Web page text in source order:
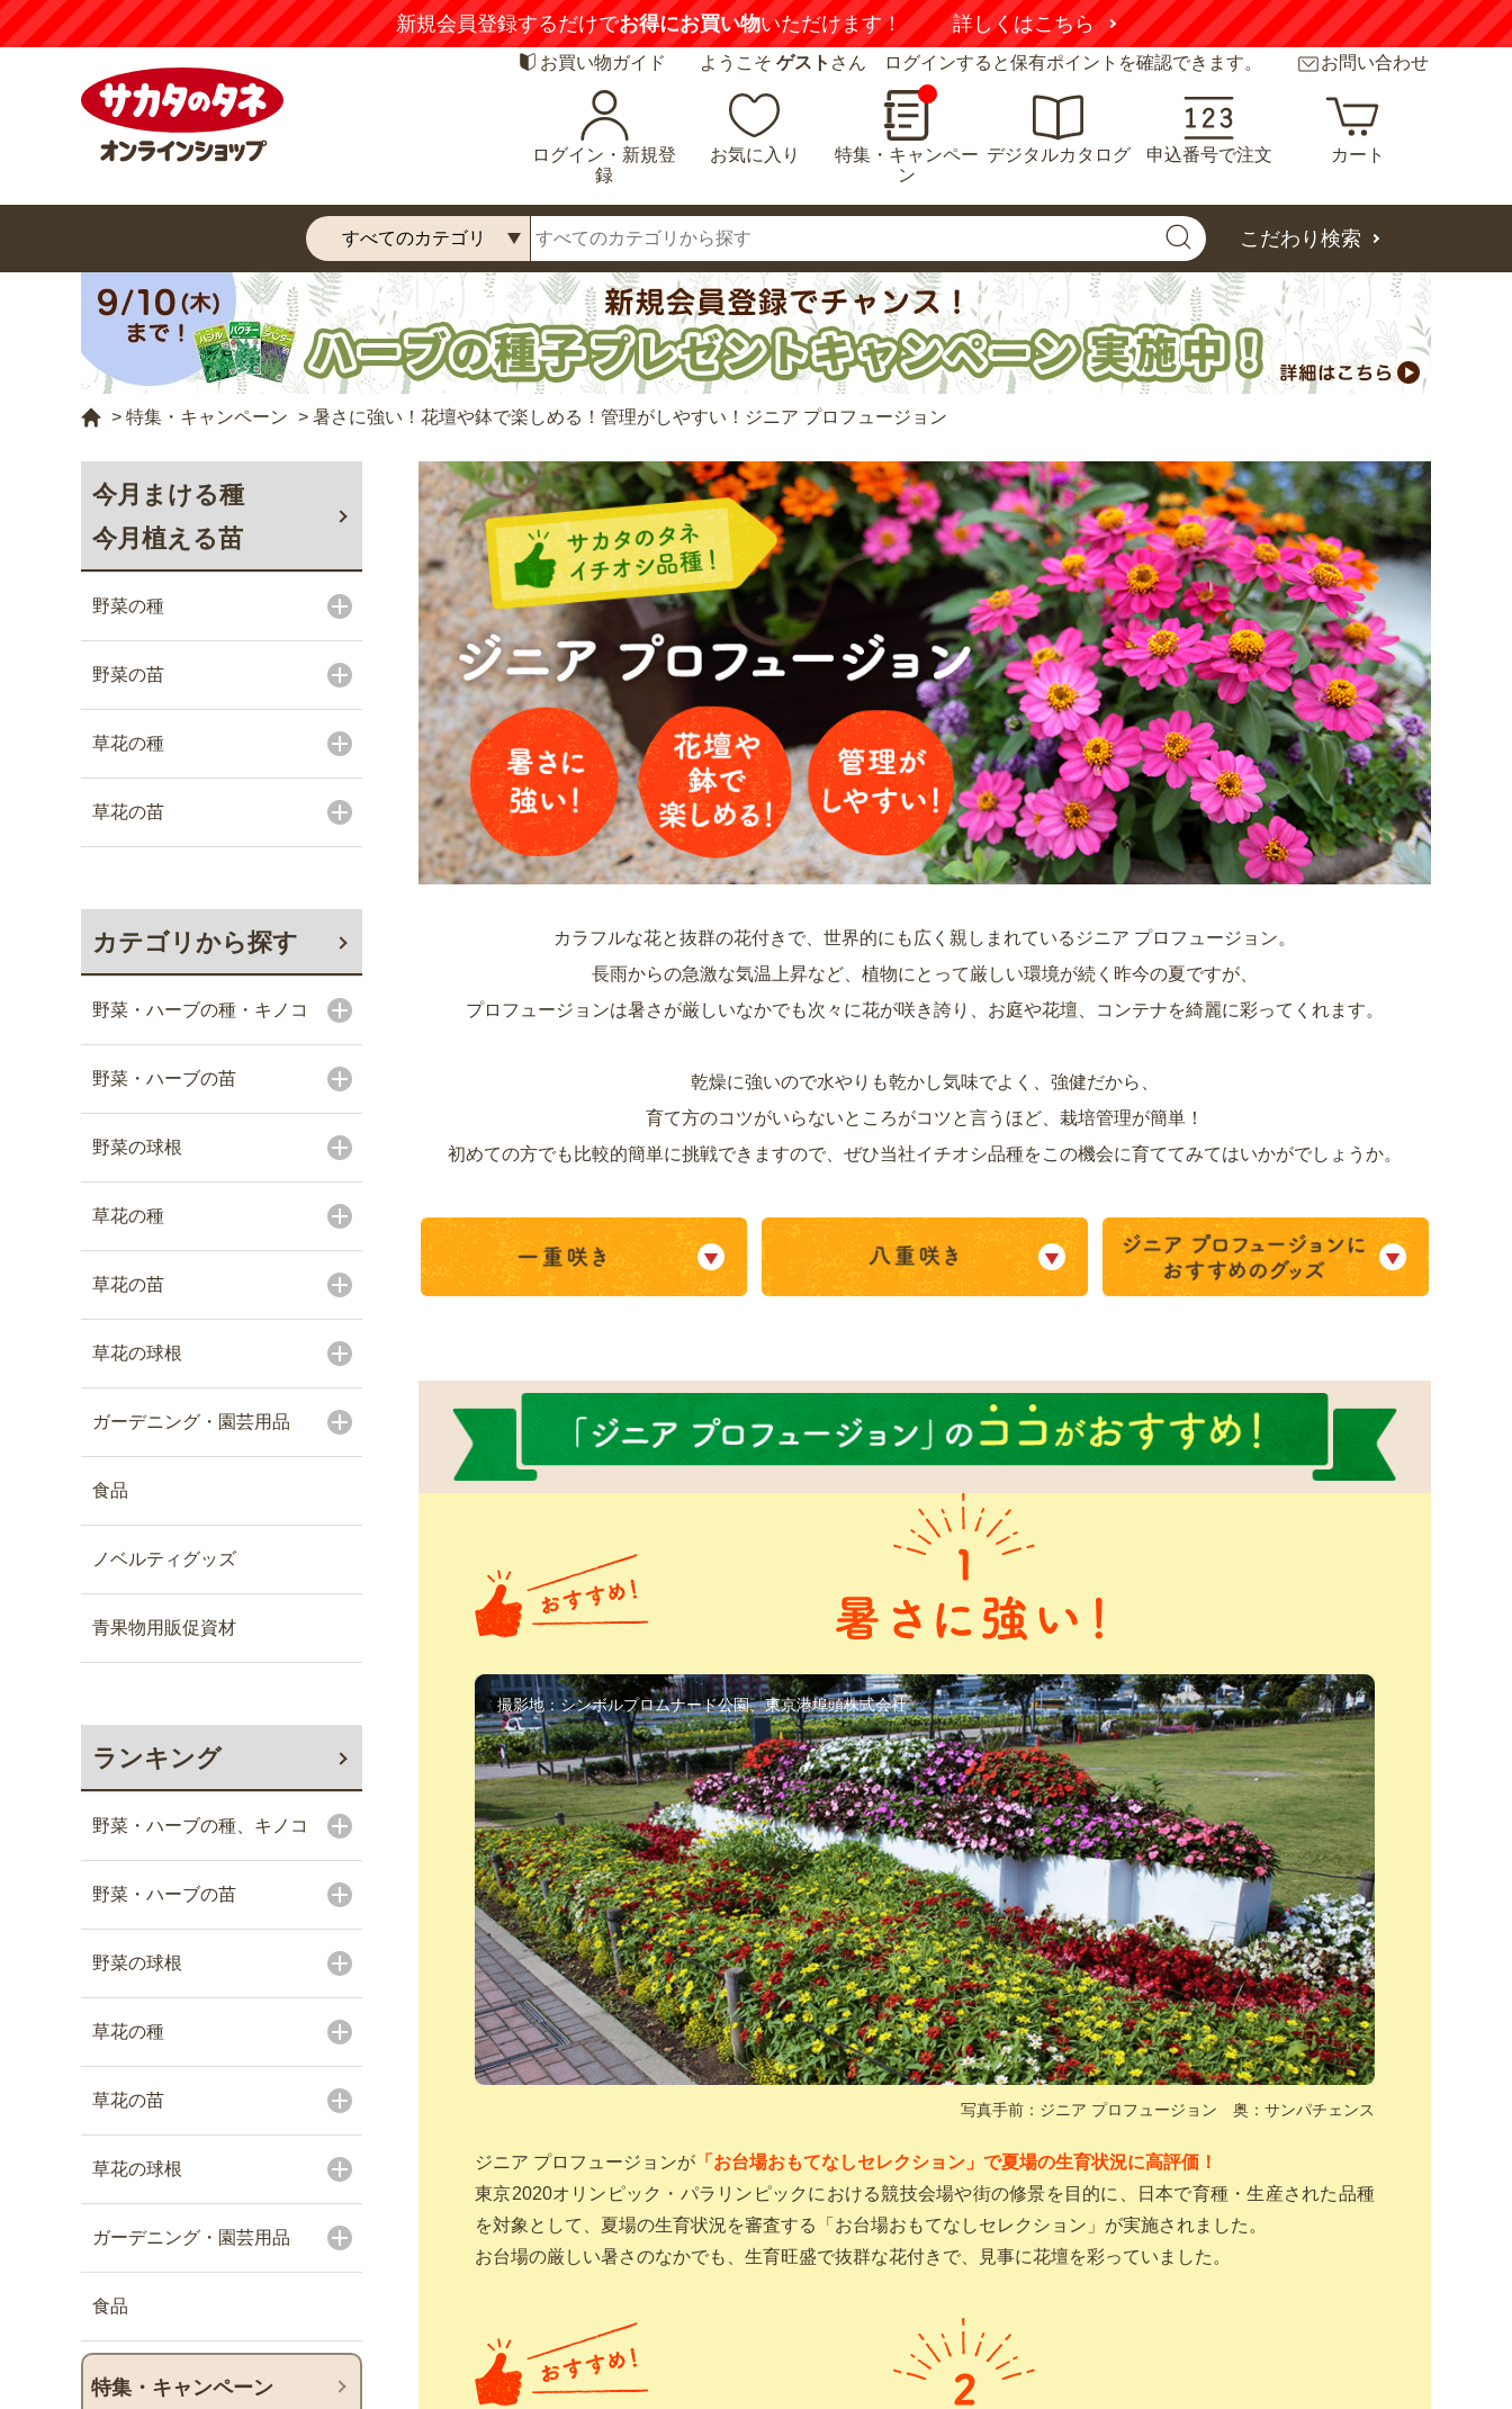
【注意喚起】悪質な偽サイトにご注意ください 詳しくはこちら
お買い物ガイド ようこそ ゲスト さん ログインすると保有ポイントを確認できます。 お問い合わせ
ログイン・新規登
録
お気に入り
特集・キャンペー
ン
デジタルカタログ 申込番号で注文 カート
こだわり検索
> 特集・キャンペーン > 暑さに強い！花壇や鉢で楽しめる！管理がしやすい！ジニア プロフュージョン
今月まける種
今月植える苗
野菜の種
野菜の苗
草花の種
草花の苗
カテゴリから探す
野菜・ハーブの種・キノコ
野菜・ハーブの苗
野菜の球根
草花の種
草花の苗
草花の球根
ガーデニング・園芸用品
食品
ノベルティグッズ
青果物用販促資材
ランキング
野菜・ハーブの種、キノコ
野菜・ハーブの苗
野菜の球根
草花の種
草花の苗
草花の球根
ガーデニング・園芸用品
食品
特集・キャンペーン
カラフルな花と抜群の花付きで、世界的にも広く親しまれているジニア プロフュージョン。
長雨からの急激な気温上昇など、植物にとって厳しい環境が続く昨今の夏ですが、
プロフュージョンは暑さが厳しいなかでも次々に花が咲き誇り、お庭や花壇、コンテナを綺麗に彩ってくれます。
乾燥に強いので水やりも乾かし気味でよく、強健だから、
育て方のコツがいらないところがコツと言うほど、栽培管理が簡単！
初めての方でも比較的簡単に挑戦できますので、ぜひ当社イチオシ品種をこの機会に育ててみてはいかがでしょうか。
撮影地：シンボルプロムナード公園、東京港埠頭株式会社
写真手前：ジニア プロフュージョン 奥：サンパチェンス
ジニア プロフュージョンが 「お台場おもてなしセレクション」で夏場の生育状況に高評価！
東京2020オリンピック・パラリンピックにおける競技会場や街の修景を目的に、日本で育種・生産された品種
を対象として、夏場の生育状況を審査する「お台場おもてなしセレクション」が実施されました。
お台場の厳しい暑さのなかでも、生育旺盛で抜群な花付きで、見事に花壇を彩っていました。